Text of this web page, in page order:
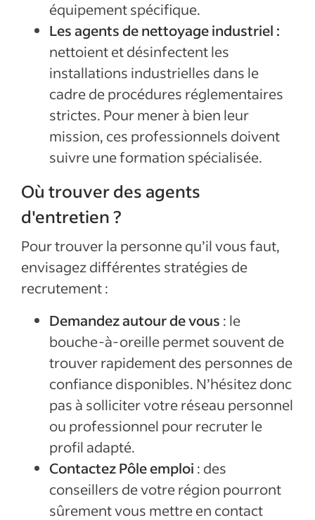
équipement spécifique.
Les agents de nettoyage industriel :
nettoient et désinfectent les
installations industrielles dans le
cadre de procédures réglementaires
strictes. Pour mener à bien leur
mission, ces professionnels doivent
suivre une formation spécialisée.
Où trouver des agents
d'entretien ?
Pour trouver la personne qu’il vous faut,
envisagez différentes stratégies de
recrutement :
Demandez autour de vous : le
bouche-à-oreille permet souvent de
trouver rapidement des personnes de
confiance disponibles. N’hésitez donc
pas à solliciter votre réseau personnel
ou professionnel pour recruter le
profil adapté.
Contactez Pôle emploi : des
conseillers de votre région pourront
sûrement vous mettre en contact